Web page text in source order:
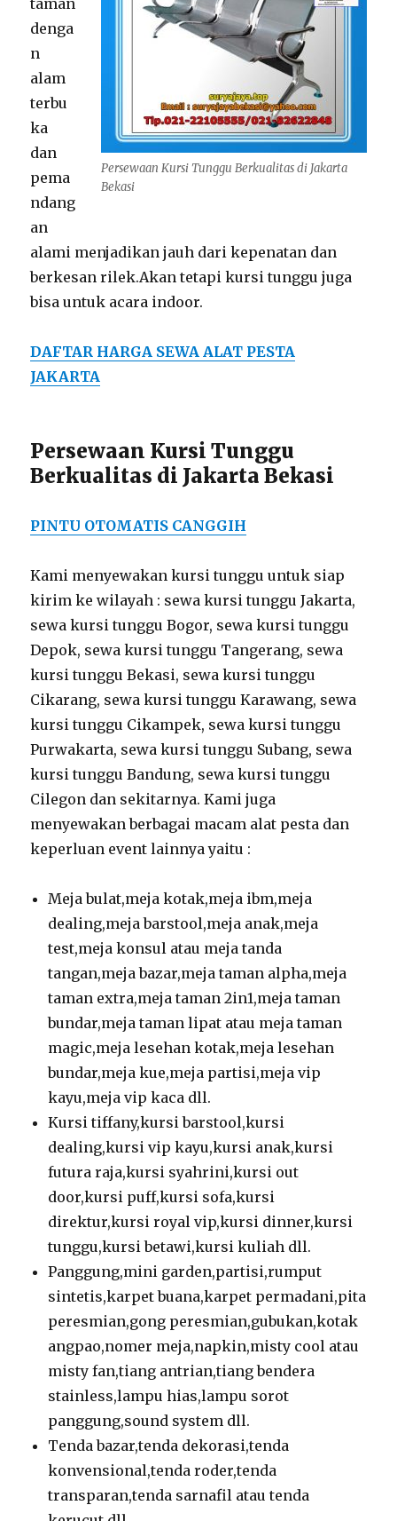
Persewaan Kursi Tunggu Berkualitas di Jakarta
Bekasi
taman
denga
n
alam
terbu
ka
dan
pema
ndang
an
alami menjadikan jauh dari kepenatan dan
berkesan rilek.Akan tetapi kursi tunggu juga
bisa untuk acara indoor.
DAFTAR HARGA SEWA ALAT PESTA
JAKARTA
Persewaan Kursi Tunggu
Berkualitas di Jakarta Bekasi
PINTU OTOMATIS CANGGIH
Kami menyewakan kursi tunggu untuk siap
kirim ke wilayah : sewa kursi tunggu Jakarta,
sewa kursi tunggu Bogor, sewa kursi tunggu
Depok, sewa kursi tunggu Tangerang, sewa
kursi tunggu Bekasi, sewa kursi tunggu
Cikarang, sewa kursi tunggu Karawang, sewa
kursi tunggu Cikampek, sewa kursi tunggu
Purwakarta, sewa kursi tunggu Subang, sewa
kursi tunggu Bandung, sewa kursi tunggu
Cilegon dan sekitarnya. Kami juga
menyewakan berbagai macam alat pesta dan
keperluan event lainnya yaitu :
Meja bulat,meja kotak,meja ibm,meja
dealing,meja barstool,meja anak,meja
test,meja konsul atau meja tanda
tangan,meja bazar,meja taman alpha,meja
taman extra,meja taman 2in1,meja taman
bundar,meja taman lipat atau meja taman
magic,meja lesehan kotak,meja lesehan
bundar,meja kue,meja partisi,meja vip
kayu,meja vip kaca dll.
Kursi tiffany,kursi barstool,kursi
dealing,kursi vip kayu,kursi anak,kursi
futura raja,kursi syahrini,kursi out
door,kursi puff,kursi sofa,kursi
direktur,kursi royal vip,kursi dinner,kursi
tunggu,kursi betawi,kursi kuliah dll.
Panggung,mini garden,partisi,rumput
sintetis,karpet buana,karpet permadani,pita
peresmian,gong peresmian,gubukan,kotak
angpao,nomer meja,napkin,misty cool atau
misty fan,tiang antrian,tiang bendera
stainless,lampu hias,lampu sorot
panggung,sound system dll.
Tenda bazar,tenda dekorasi,tenda
konvensional,tenda roder,tenda
transparan,tenda sarnafil atau tenda